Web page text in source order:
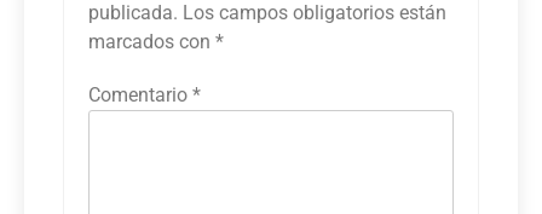
publicada. Los campos obligatorios están
marcados con *
Comentario *